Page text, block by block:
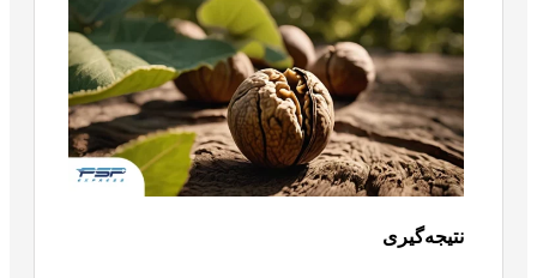
نتیجه‌گیری